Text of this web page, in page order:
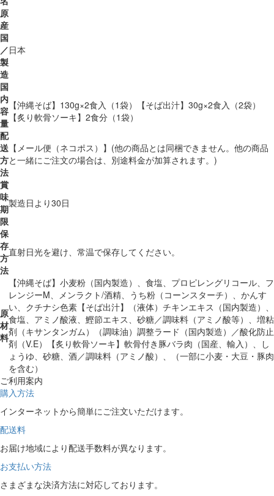
原
産
国
／
製
造
国
日本
内
容
量
【沖縄そば】130g×2食入（1袋）【そば出汁】30g×2食入（2袋）
【炙り軟骨ソーキ】2食分（1袋）
配
送
方
法
【メール便（ネコポス）】(他の商品とは同梱できません。他の商品
と一緒にご注文の場合は、別途料金が加算されます。)
賞
味
期
限
製造日より30日
保
存
方
法
直射日光を避け、常温で保存してください。
原
材
料
【沖縄そば】小麦粉（国内製造）、食塩、プロピレングリコール、フ
レンジーM、メンラクト/酒精、うち粉（コーンスターチ）、かんす
い、クチナシ色素【そば出汁】（液体）チキンエキス（国内製造）、
食塩、アミノ酸液、鰹節エキス、砂糖／調味料（アミノ酸等）、増粘
剤（キサンタンガム）（調味油）調整ラード（国内製造）／酸化防止
剤（V.E）【炙り軟骨ソーキ】軟骨付き豚バラ肉（国産、輸入）、し
ょうゆ、砂糖、酒／調味料（アミノ酸）、（一部に小麦・大豆・豚肉
を含む）
ご利用案内
購入方法
インターネットから簡単にご注文いただけます。
配送料
お届け地域により配送手数料が異なります。
お支払い方法
さまざまな決済方法に対応しております。